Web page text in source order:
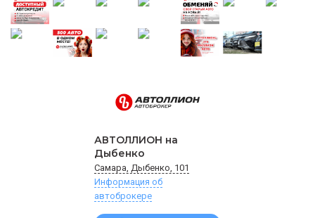
АВТОЛЛИОН на
Дыбенко
Самара, Дыбенко, 101
Информация об
автоброкере